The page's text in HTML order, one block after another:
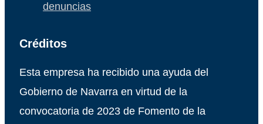
denuncias
Créditos
Esta empresa ha recibido una ayuda del
Gobierno de Navarra en virtud de la
convocatoria de 2023 de Fomento de la